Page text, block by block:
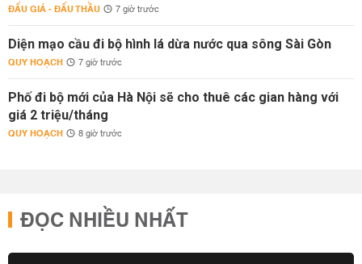
ĐẤU GIÁ - ĐẤU THẦU 7 giờ trước
Diện mạo cầu đi bộ hình lá dừa nước qua sông Sài Gòn
QUY HOẠCH 7 giờ trước
Phố đi bộ mới của Hà Nội sẽ cho thuê các gian hàng với
giá 2 triệu/tháng
QUY HOẠCH 8 giờ trước
ĐỌC NHIỀU NHẤT